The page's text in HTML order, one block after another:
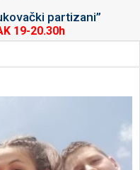
partizani”
19-20.30h